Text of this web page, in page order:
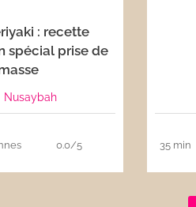
: recette
spécial prise de
Nusaybah
0.0/5 35 min